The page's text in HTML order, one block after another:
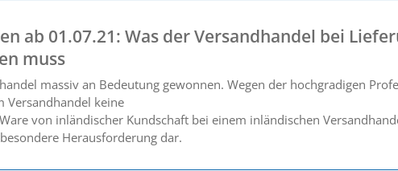
ab 01.07.21: Was der Versandhandel bei
muss
massiv an Bedeutung gewonnen. Wegen der hochgradigen
Versandhandel keine
von inländischer Kundschaft bei einem inländischen
Herausforderung dar.